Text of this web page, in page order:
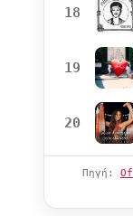
18
19
20
Πηγή: